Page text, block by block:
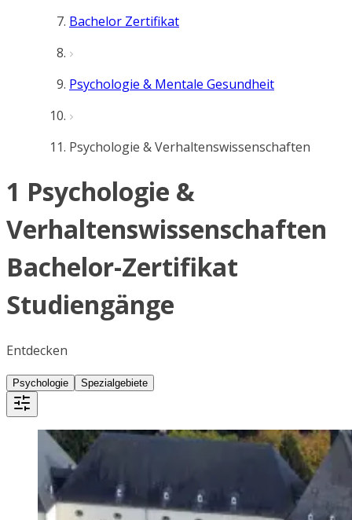
Bachelor Zertifikat
Psychologie & Mentale Gesundheit
Psychologie & Verhaltenswissenschaften
1 Psychologie &
Verhaltenswissenschaften
Bachelor-Zertifikat
Studiengänge
Entdecken
Psychologie Spezialgebiete